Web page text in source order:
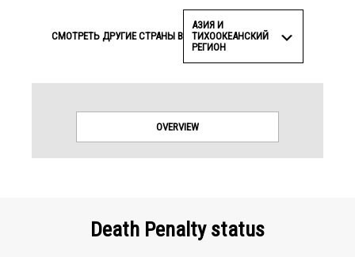
СМОТРЕТЬ ДРУГИЕ СТРАНЫ В
АЗИЯ И
ТИХООКЕАНСКИЙ
РЕГИОН
OVERVIEW
Death Penalty status